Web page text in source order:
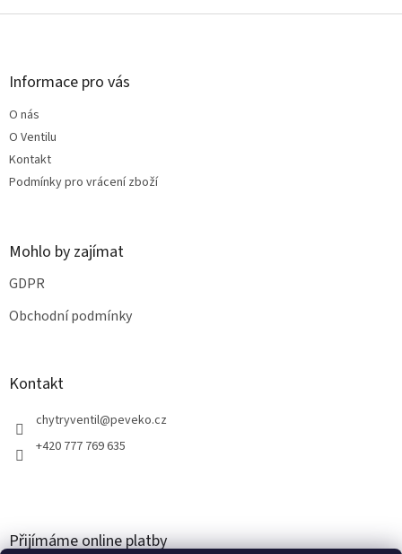
a
v
Z
Informace pro vás
O nás
O Ventilu
Kontakt
Podmínky pro vrácení zboží
Mohlo by zajímat
GDPR
Obchodní podmínky
Kontakt
chytryventil@peveko.cz
+420 777 769 635
Přijímáme online platby